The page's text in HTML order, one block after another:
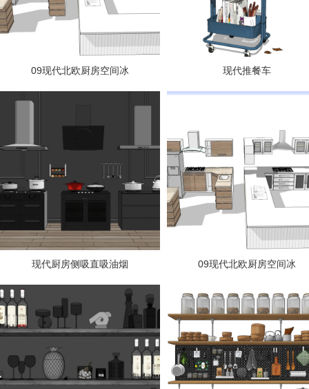
09现代北欧厨房空间冰 现代推餐车
现代厨房侧吸直吸油烟 09现代北欧厨房空间冰